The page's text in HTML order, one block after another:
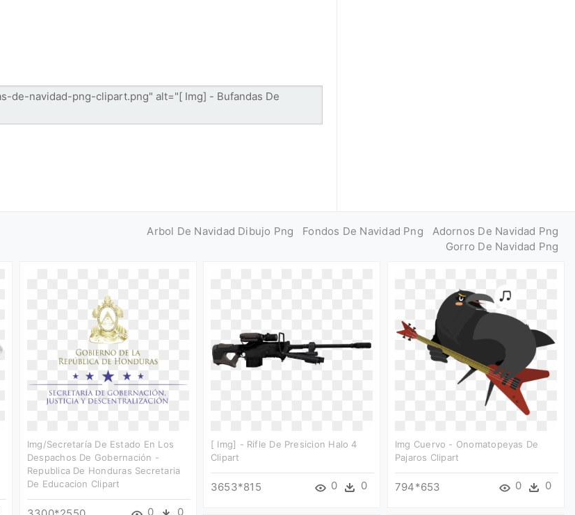
Arbol De Navidad Dibujo Png Fondos De Navidad Png
Adornos De Navidad Png
Gorro De Navidad Png
Img/secretaría De Estado En Los
Despachos De Gobernación -
Republica De Honduras Secretaria
De Educacion Clipart
0 0
[ Img] - Rifle De Presicion Halo 4
Clipart
3653*815 0 0
Img Cuervo - Onomatopeyas De
Pajaros Clipart
794*653 0 0